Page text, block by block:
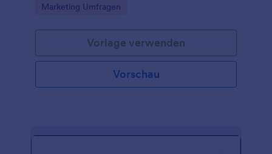
werden sollen.
Go to Category:
Marketing Umfragen
Vorlage verwenden
Vorschau